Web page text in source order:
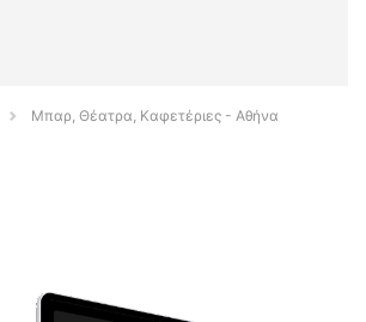
Μπαρ, Θέατρα, Καφετέριες - Αθήνα